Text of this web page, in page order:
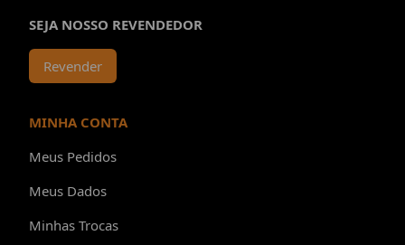
SEJA NOSSO REVENDEDOR
Revender
MINHA CONTA
Meus Pedidos
Meus Dados
Minhas Trocas